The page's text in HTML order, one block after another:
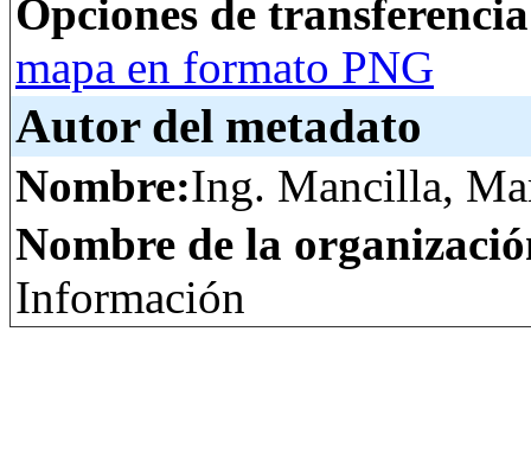
Opciones de
mapa en formato PNG
Autor del metadato
Nombre:Ing. Mancilla,
Nombre de la
Información